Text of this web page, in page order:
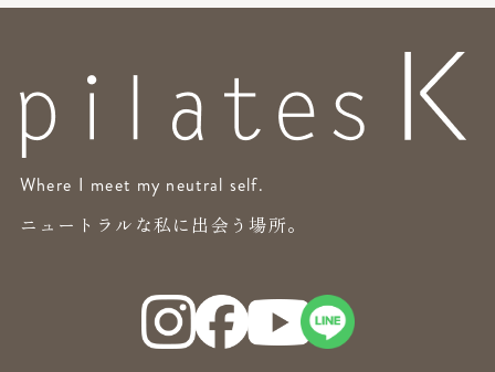
Where I meet my neutral self.
ニュートラルな私に出会う場所。